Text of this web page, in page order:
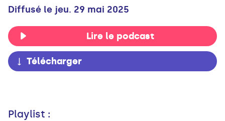
Diffusé le jeu. 29 mai 2025
Lire le podcast
Télécharger
Playlist :